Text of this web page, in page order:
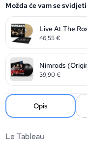
Možda će vam se svidjeti
Live At The
46,55€
Nimrods
39,90€
Opis
Le Tableau